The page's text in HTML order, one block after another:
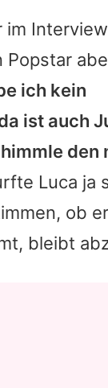
im
Popstar
ich kein
ist auch
den
Luca ja
ob
bleibt